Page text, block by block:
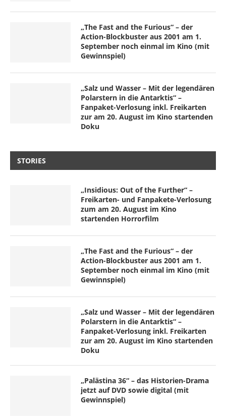
„The Fast and the Furious“ – der
Action-Blockbuster aus 2001 am 1.
September noch einmal im Kino (mit
Gewinnspiel)
„Salz und Wasser – Mit der legendären
Polarstern in die Antarktis“ –
Fanpaket-Verlosung inkl. Freikarten
zur am 20. August im Kino startenden
Doku
STORIES
„Insidious: Out of the Further“ –
Freikarten- und Fanpakete-Verlosung
zum am 20. August im Kino
startenden Horrorfilm
„The Fast and the Furious“ – der
Action-Blockbuster aus 2001 am 1.
September noch einmal im Kino (mit
Gewinnspiel)
„Salz und Wasser – Mit der legendären
Polarstern in die Antarktis“ –
Fanpaket-Verlosung inkl. Freikarten
zur am 20. August im Kino startenden
Doku
„Palästina 36“ – das Historien-Drama
jetzt auf DVD sowie digital (mit
Gewinnspiel)